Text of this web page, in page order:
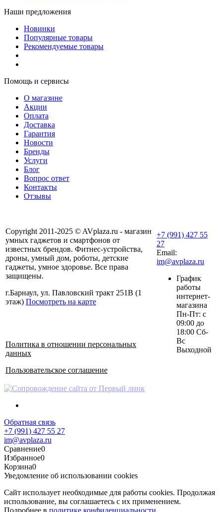
Наши предложения
Новинки
Популярные товары
Рекомендуемые товары
Помощь и сервисы
О магазине
Акции
Оплата
Доставка
Гарантия
Новости
Бренды
Услуги
Блог
Вопрос ответ
Контакты
Отзывы
Copyright 2011-2025 © AVplaza.ru - магазин
умных гаджетов и смартфонов от
известных брендов. Фитнес-устройства,
дроны, умный дом, роботы, детские
гаджеты, умное здоровье. Все права
защищены.
г.Барнаул, ул. Павловский тракт 251В (1
этаж) Посмотреть на карте
Политика в отношении персональных
данных
Пользовательское соглашение
+7 (991) 427 55
27
Email:
im@avplaza.ru
График
работы
интернет-
магазина
Пн-Пт: с
09:00 до
18:00 Сб-
Вс
Выходной
Обратная связь
+7 (991) 427 55 27
im@avplaza.ru
Сравнение0
Избранное0
Корзина0
Уведомление об использовании cookies
Сайт использует необходимые для работы cookies. Продолжая
использование, вы соглашаетесь с их применением.